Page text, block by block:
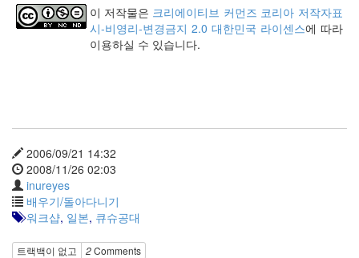
이 저작물은 크리에이티브 커먼즈 코리아 저작자표
시-비영리-변경금지 2.0 대한민국 라이센스에 따라
이용하실 수 있습니다.
2006/09/21 14:32
2008/11/26 02:03
inureyes
배우기/돌아다니기
워크샵, 일본, 큐슈공대
트랙백이 없고 2Comments